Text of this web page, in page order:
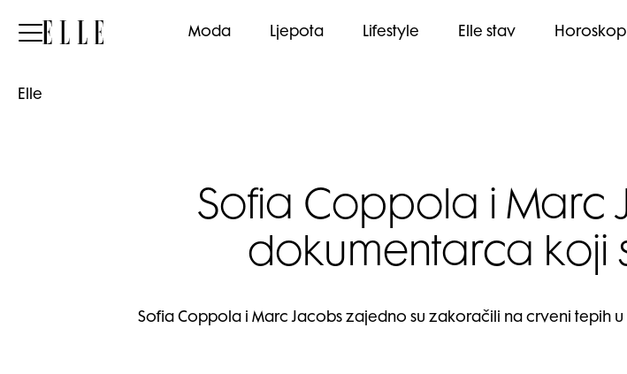
Elle Moda Ljepota Lifestyle Elle stav Horoskop
Elle
Sofia Coppola i Marc
dokumentarca koji
Sofia Coppola i Marc Jacobs zajedno su zakoračili na crveni tepih